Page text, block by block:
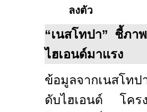
ลงตัว
“เนสโทปา” ชี้ภา
ไฮเอนด์มาแรง
ข้อมูลจากเนสโทป
ดับไฮเอนด์ โคร